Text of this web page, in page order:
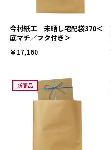
今村紙工 未晒し宅配袋370＜
底マチ／フタ付き＞
￥17,160
新商品